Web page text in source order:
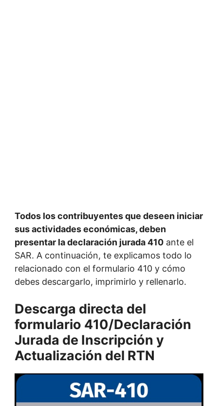
Todos los contribuyentes que deseen iniciar
sus actividades económicas, deben
presentar la declaración jurada 410 ante el
SAR. A continuación, te explicamos todo lo
relacionado con el formulario 410 y cómo
debes descargarlo, imprimirlo y rellenarlo.
Descarga directa del
formulario 410/Declaración
Jurada de Inscripción y
Actualización del RTN